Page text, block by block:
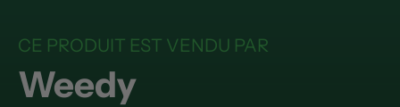
CE PRODUIT EST VENDU PAR
Weedy